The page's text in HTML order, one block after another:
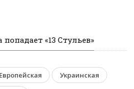
«13 Стульев»
Европейская Украинская